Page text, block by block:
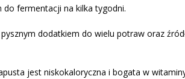
do fermentacji na kilka tygodni.
dodatkiem do wielu potraw oraz
jest niskokaloryczna i bogata w